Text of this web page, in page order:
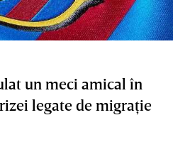
un meci amical în
legate de migraţie